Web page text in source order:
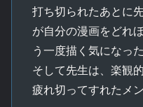
打ち切られたあとに
が自分の漫画をどれ
う一度描く気になっ
そして先生は、楽観
疲れ切ってすれたメ